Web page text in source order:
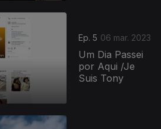
Ep. 5 06 mar. 2023
Um Dia Passei
por Aqui /Je
Suis Tony